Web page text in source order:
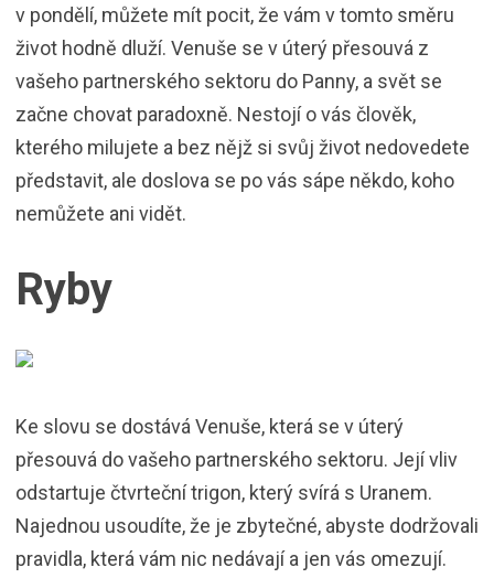
v pondělí, můžete mít pocit, že vám v tomto směru
život hodně dluží. Venuše se v úterý přesouvá z
vašeho partnerského sektoru do Panny, a svět se
začne chovat paradoxně. Nestojí o vás člověk,
kterého milujete a bez nějž si svůj život nedovedete
představit, ale doslova se po vás sápe někdo, koho
nemůžete ani vidět.
Ryby
Ke slovu se dostává Venuše, která se v úterý
přesouvá do vašeho partnerského sektoru. Její vliv
odstartuje čtvrteční trigon, který svírá s Uranem.
Najednou usoudíte, že je zbytečné, abyste dodržovali
pravidla, která vám nic nedávají a jen vás omezují.